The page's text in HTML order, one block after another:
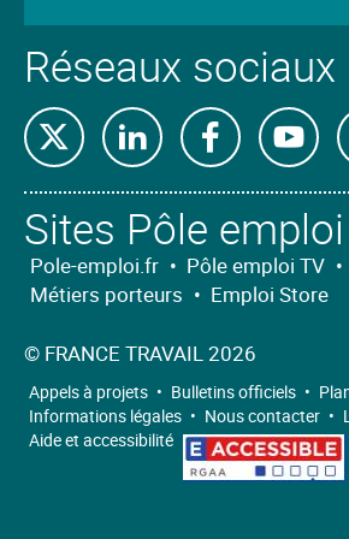
Réseaux sociaux
Retrouvez-
nous
sur
X
Retrouvez-
nous
sur
Linkedin
nous
sur
Facebook
sur
Sites Pôle emploi
Pole-emploi.fr • Pôle emploi TV •
Métiers porteurs • Emploi Store
© FRANCE TRAVAIL 2026
Appels à projets • Bulletins officiels •
Informations légales • Nous contacter •
Aide et accessibilité